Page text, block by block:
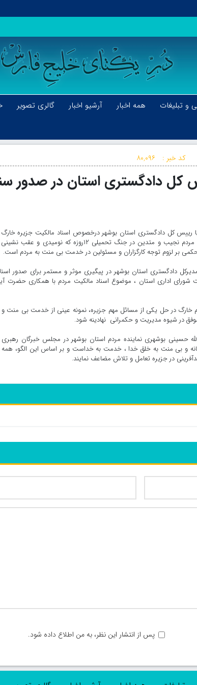
و تبلیغات همه اخبار آرشیو اخبار گالری تصویر
کد خبر : ۸۰,۰۹۶
کل دادگستری استان در صدور
با رییس کل دادگستری استان بوشهر درخصوص اسناد مالکیت جزیره
شورای اداری استان، اظهار داشت: همراهی و همدلی مردم نجیب و متدین در جنگ
بر لزوم توجه کارگزاران و مسئولین در خدمت بی منت به مردم است.
دادگستری استان بوشهر در پیگیری موثر و مستمر برای صدور
اداری استان ، موضوع اسناد مالکیت مردم با همکاری حضرت
خارگ در حل یکی از مسائل مهم جزیره، نمونه عینی از خدمت بی منت و
در شیوه مدیریت و حکمرانی ‌نهادینه شود.
حسینی بوشهری نماینده مردم استان بوشهر در مجلس خبرگان رهبری و
و بی منت به خلق خدا ، خدمت به خداست و بر اساس این الگو، همه
در جزیره تعامل و تلاش مضاعف نمایند.
پس از انتشار این نظر، به من اطلاع داده شود.